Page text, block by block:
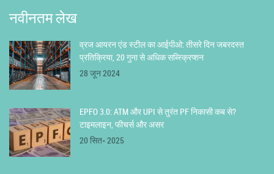
नवीनतम लेख
व्रज आयरन एंड स्टील का आईपीओ: तीसरे दिन जबरदस्त
प्रतिक्रिया, 20 गुना से अधिक सब्स्क्रिप्शन
28 जून 2024
EPFO 3.0: ATM और UPI से तुरंत PF निकासी कब से?
टाइमलाइन, फीचर्स और असर
20 सित॰ 2025